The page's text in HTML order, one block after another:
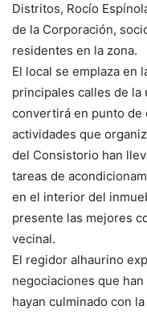
Distritos, Rocío
de la Corporación,
residentes en la zona.
El local se emplaza en
principales calles de la
convertirá en punto de
actividades que
del Consistorio han
tareas de
en el interior del
presente las mejores
vecinal.
El regidor alhaurino
negociaciones que
hayan culminado con